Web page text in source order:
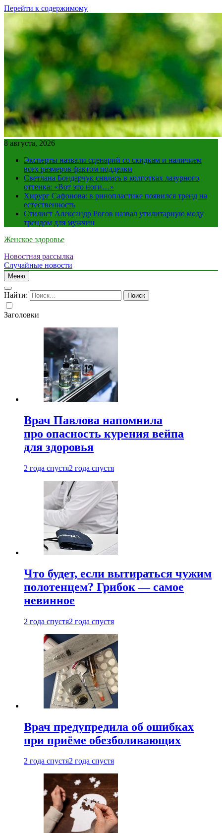
Перейти к содержимому
8 августа, 2026
Эксперты назвали сценарий со скидкам и наличием
всех размеров фактом подделки
Светлана Бондарчук снялась в колготках лазурного
оттенка: «Вот это ноги…»
Хирург Сафонова: в ринопластике появился тренд на
естественность
Стилист Александр Рогов назвал утилитарную моду
трендом для мужчин
Женское здоровье
Новостная рассылка
Случайные новости
Меню
Найти:
Заголовки
Врач Павлова напомнила
про опасность курения вейпа
для здоровья
2 года спустя2 года спустя
Что будет, если вытираться чужим
полотенцем? Грибок — самое
невинное
2 года спустя2 года спустя
Врач предупредила об ошибках
при приëме обезболивающих
2 года спустя2 года спустя